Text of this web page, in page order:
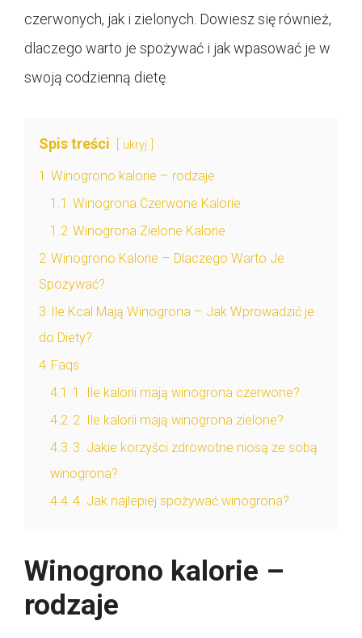
czerwonych, jak i zielonych. Dowiesz się również,
dlaczego warto je spożywać i jak wpasować je w
swoją codzienną dietę.
Spis treści ukryj
1 Winogrono kalorie – rodzaje
1.1 Winogrona Czerwone Kalorie
1.2 Winogrona Zielone Kalorie
2 Winogrono Kalorie – Dlaczego Warto Je
Spożywać?
3
Ile Kcal Mają Winogrona – Jak Wprowadzić je
do Diety?
4 Faqs
4.1 1. Ile kalorii mają winogrona czerwone?
4.2 2. Ile kalorii mają winogrona zielone?
4.3 3. Jakie korzyści zdrowotne niosą ze sobą
winogrona?
4.4 4. Jak najlepiej spożywać winogrona?
Winogrono kalorie –
rodzaje